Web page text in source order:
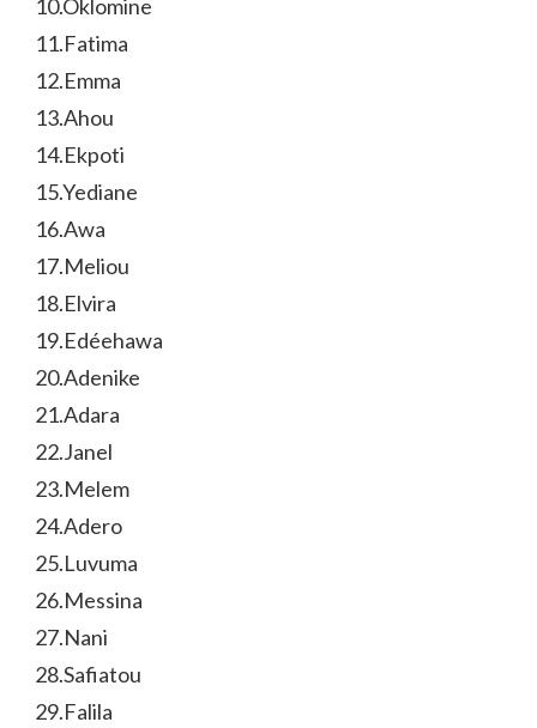
10.Oklomine
11.Fatima
12.Emma
13.Ahou
14.Ekpoti
15.Yediane
16.Awa
17.Meliou
18.Elvira
19.Edéehawa
20.Adenike
21.Adara
22.Janel
23.Melem
24.Adero
25.Luvuma
26.Messina
27.Nani
28.Safiatou
29.Falila